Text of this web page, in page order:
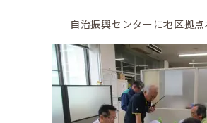
かなえの人特集
自治振興センターに地区拠